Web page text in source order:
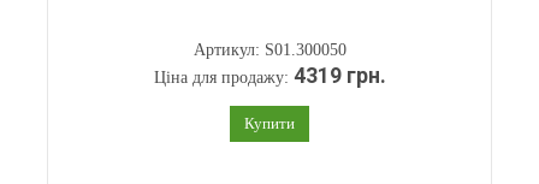
Артикул: S01.300050
Ціна для продажу: 4319 грн.
Купити